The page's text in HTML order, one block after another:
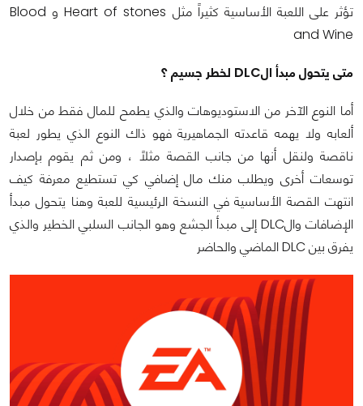
تؤثر على اللعبة الأساسية كثيراً مثل Heart of stones و Blood
and Wine
متى يتحول مبدأ الDLC لخطر جسيم ؟
أما النوع الآخر من الاستوديوهات والذي يطمح للمال فقط من خلال
ألعابه ولا يهمه قاعدته الجماهيرية فهو ذاك النوع الذي يطور لعبة
ناقصة ولنقل أنها من جانب القصة مثلاً ، ومن ثم يقوم بإصدار
توسعات أخرى ويطلب منك مال إضافي كي تستطيع معرفة كيف
انتهت القصة الأساسية في النسخة الرئيسية للعبة وهنا يتحول مبدأ
الإضافات والDLC إلى مبدأ الجشع وهو الجانب السلبي الخطير والذي
يفرق بين DLC الماضي والحاضر